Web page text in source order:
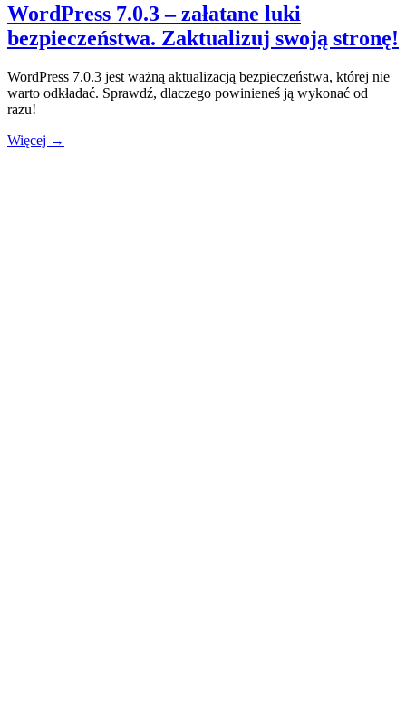
WordPress 7.0.3 – załatane luki
bezpieczeństwa. Zaktualizuj swoją stronę!
WordPress 7.0.3 jest ważną aktualizacją bezpieczeństwa, której nie
warto odkładać. Sprawdź, dlaczego powinieneś ją wykonać od
razu!
Więcej →